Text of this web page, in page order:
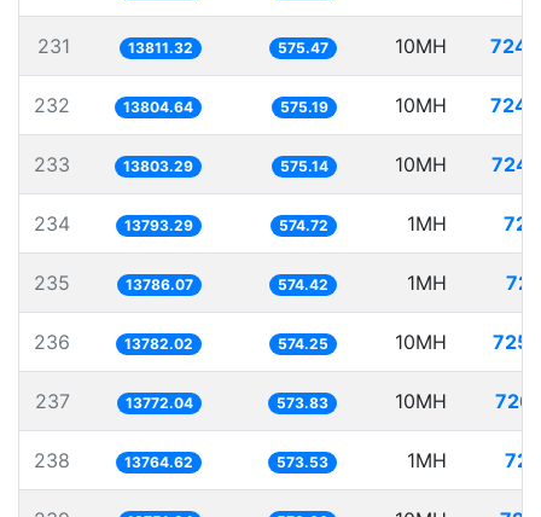
231 13811.32 575.47 10MH
232 13804.64 575.19 10MH
233 13803.29 575.14 10MH
234 13793.29 574.72 1MH
235 13786.07 574.42 1MH
236 13782.02 574.25 10MH
237 13772.04 573.83 10MH
238 13764.62 573.53 1MH